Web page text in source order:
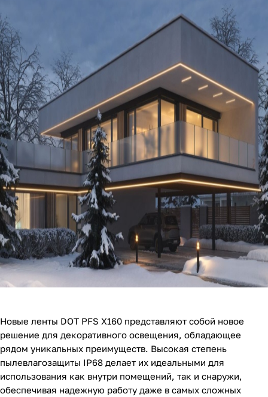
Новые ленты DOT PFS X160 представляют собой новое
решение для декоративного освещения, обладающее
рядом уникальных преимуществ. Высокая степень
пылевлагозащиты IP68 делает их идеальными для
использования как внутри помещений, так и снаружи,
обеспечивая надежную работу даже в самых сложных